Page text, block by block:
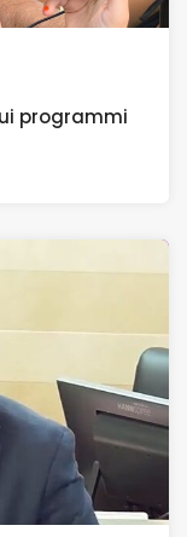
programmi